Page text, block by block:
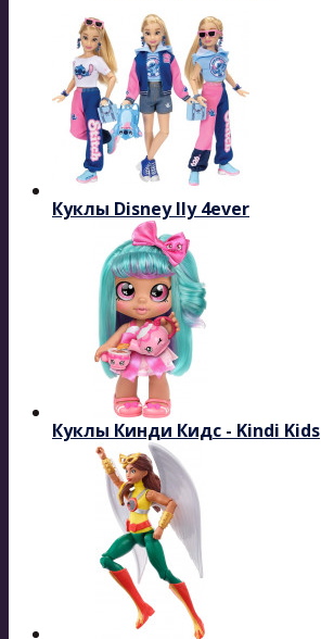
Куклы Disney Ily 4ever
Куклы Кинди Кидс - Kindi Kids